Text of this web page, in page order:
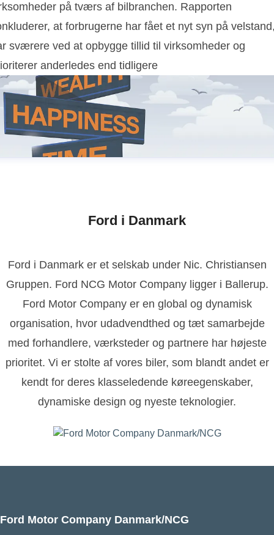
på tværs af bilbranchen. Rapporten
at forbrugerne har fået et nyt syn på
sværere ved at opbygge tillid til virksomheder og
anderledes end tidligere
Ford i Danmark
Ford i Danmark er et selskab under Nic. Christiansen
Gruppen. Ford NCG Motor Company ligger i Ballerup.
Ford Motor Company er en global og dynamisk
organisation, hvor udadvendthed og tæt samarbejde
med forhandlere, værksteder og partnere har højeste
prioritet. Vi er stolte af vores biler, som blandt andet er
kendt for deres klasseledende køreegenskaber,
dynamiske design og nyeste teknologier.
Ford Motor Company Danmark/NCG